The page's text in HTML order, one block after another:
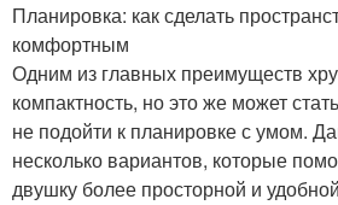
Планировка: как сделать
комфортным
Одним из главных преимуществ
компактность, но это же может
не подойти к планировке с умом.
несколько вариантов, которые
двушку более просторной и